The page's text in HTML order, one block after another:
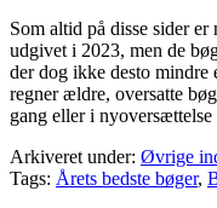
Som altid på disse sider
udgivet i 2023, men de
der dog ikke desto mindre
regner ældre, oversatte
gang eller i nyoversættelse
Arkiveret under: Øvrige
Tags: Årets bedste bøger,